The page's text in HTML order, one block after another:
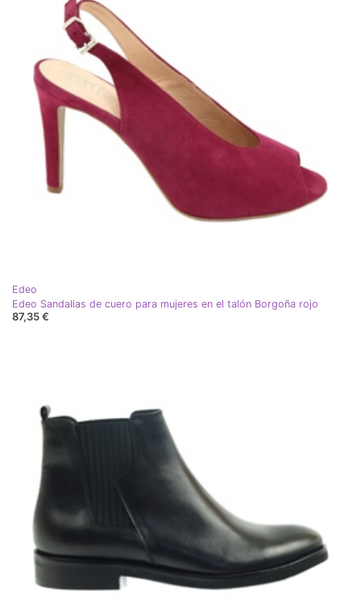
Edeo
Edeo Sandalias de cuero para mujeres en el talón Borgoña rojo
87,35 €